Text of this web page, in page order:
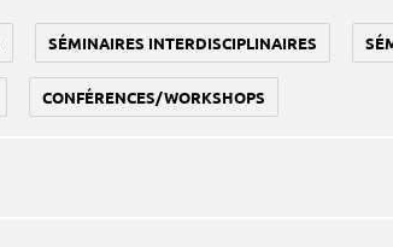
SÉMINAIRES INTERDISCIPLINAIRES
CONFÉRENCES/WORKSHOPS